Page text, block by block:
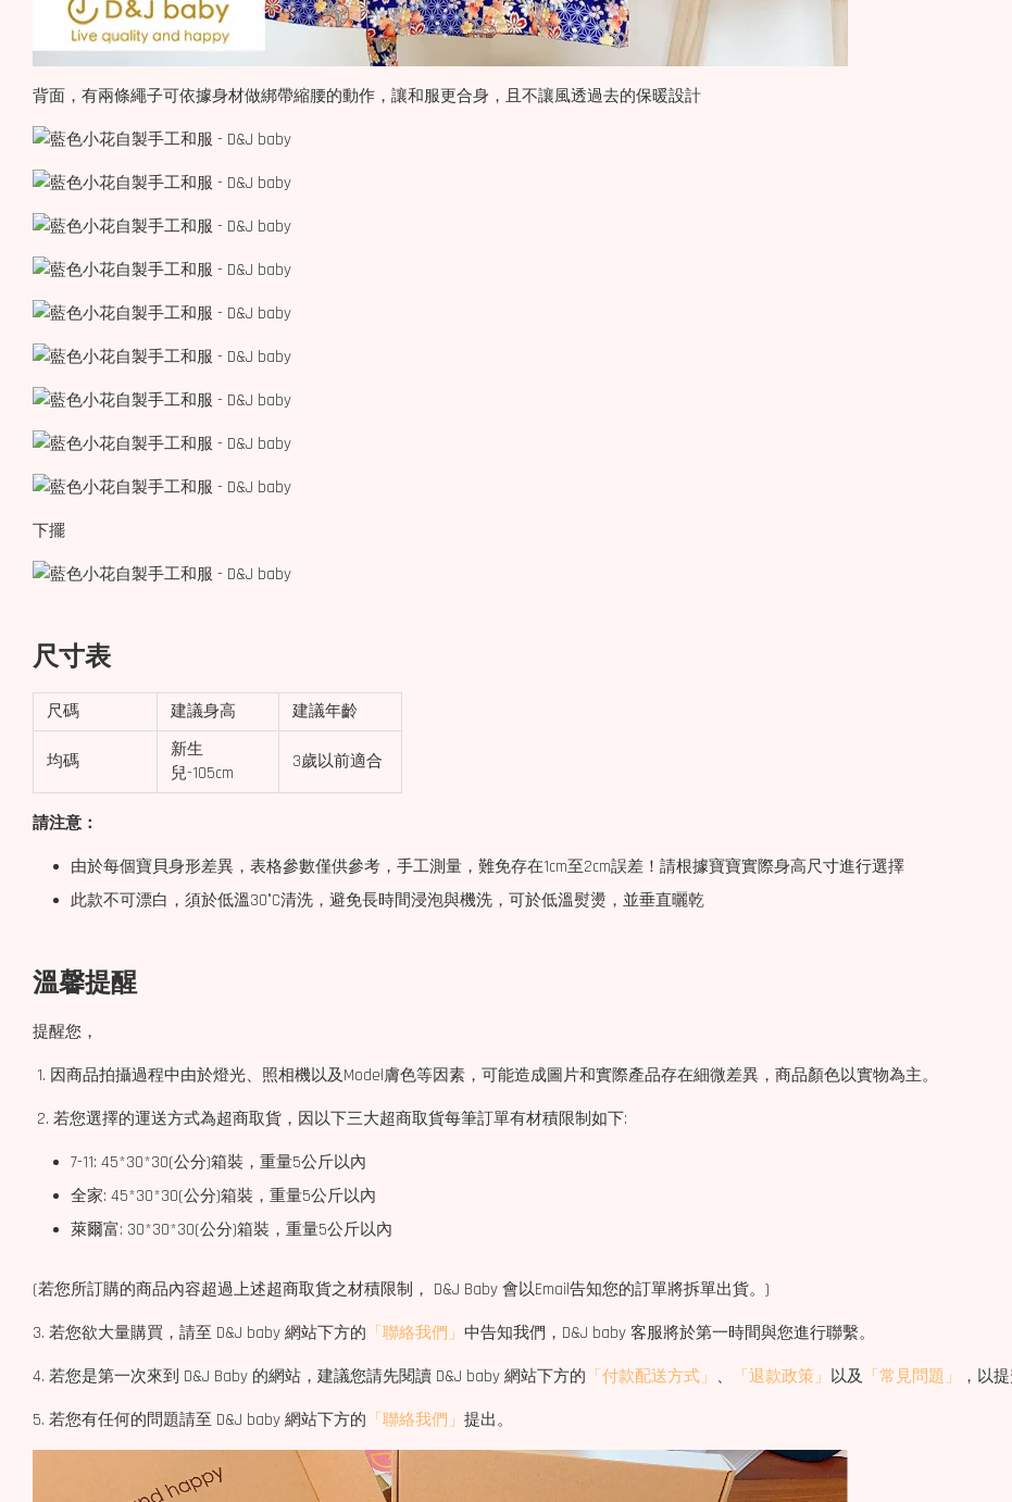
背面，有兩條繩子可依據身材做綁帶縮腰的動作，讓和服更合身，且不讓風透過去的保暖設計
下擺
尺寸表
尺碼 建議身高 建議年齡
均碼
新生
兒-105cm
3歲以前適合
請注意：
由於每個寶貝身形差異，表格參數僅供參考，手工測量，難免存在1cm至2cm誤差！請根據寶寶實際身高尺寸進行選擇
此款不可漂白，須於低溫30°C清洗，避免長時間浸泡與機洗，可於低溫熨燙，並垂直曬乾
溫馨提醒
提醒您，
1. 因商品拍攝過程中由於燈光、照相機以及Model膚色等因素，可能造成圖片和實際產品存在細微差異，商品顏色以實物為主。
2. 若您選擇的運送方式為超商取貨，因以下三大超商取貨每筆訂單有材積限制如下:
7-11: 45*30*30(公分)箱裝，重量5公斤以內
全家: 45*30*30(公分)箱裝，重量5公斤以內
萊爾富: 30*30*30(公分)箱裝，重量5公斤以內
(若您所訂購的商品內容超過上述超商取貨之材積限制， D&J Baby 會以Email告知您的訂單將拆單出貨。)
3. 若您欲大量購買，請至 D&J baby 網站下方的 「聯絡我們」 中告知我們，D&J baby 客服將於第一時間與您進行聯繫。
4. 若您是第一次來到 D&J Baby 的網站，建議您請先閱讀 D&J baby 網站下方的 「付款配送方式」 、 「退款政策」 以及 「常見問題」 ，以
5. 若您有任何的問題請至 D&J baby 網站下方的 「聯絡我們」 提出。